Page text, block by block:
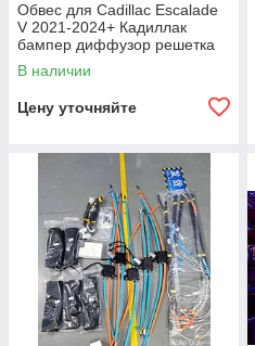
Обвес для Cadillac Escalade
V 2021-2024+ Кадиллак
бампер диффузор решетка
радиатора
В наличии
Цену уточняйте